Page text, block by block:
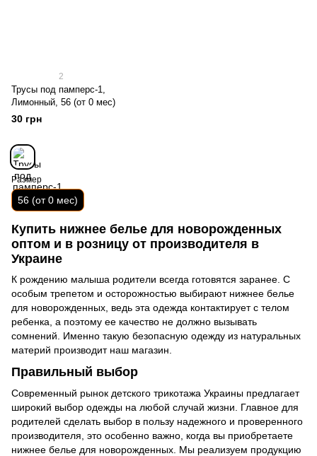
2
Трусы под памперс-1,
Лимонный, 56 (от 0 мес)
30 грн
Размер
56 (от 0 мес)
Купить нижнее белье для новорожденных
оптом и в розницу от производителя в
Украине
К рождению малыша родители всегда готовятся заранее. С
особым трепетом и осторожностью выбирают нижнее белье
для новорожденных, ведь эта одежда контактирует с телом
ребенка, а поэтому ее качество не должно вызывать
сомнений. Именно такую безопасную одежду из натуральных
материй производит наш магазин.
Правильный выбор
Современный рынок детского трикотажа Украины предлагает
широкий выбор одежды на любой случай жизни. Главное для
родителей сделать выбор в пользу надежного и проверенного
производителя, это особенно важно, когда вы приобретаете
нижнее белье для новорожденных. Мы реализуем продукцию